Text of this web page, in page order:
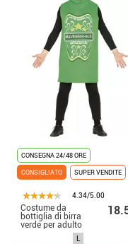
CONSEGNA 24/48 ORE
CONSIGLIATO
SUPER VENDITE
4.34/5.00
Costume da
bottiglia di birra
verde per adulto
L